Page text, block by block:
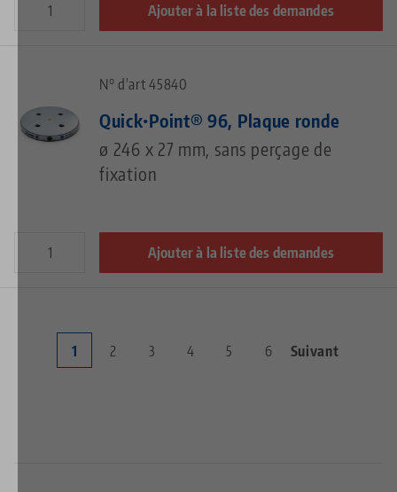
Ajouter à la liste des demandes
N° d'art 45840
Quick•Point® 96, Plaque ronde
ø 246 x 27 mm, sans perçage de
fixation
Ajouter à la liste des demandes
Pagination
Page
1 Page
2 Page
3 Page
4 Page
5 Page
6
Page
Suivant